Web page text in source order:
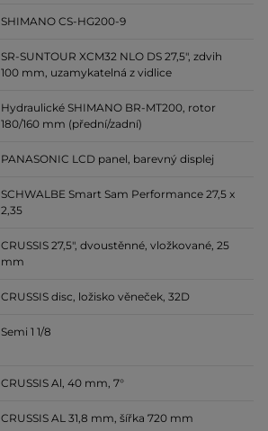
SHIMANO CS-HG200-9
SR-SUNTOUR XCM32 NLO DS 27,5", zdvih
100 mm, uzamykatelná z vidlice
Hydraulické SHIMANO BR-MT200, rotor
180/160 mm (přední/zadní)
PANASONIC LCD panel, barevný displej
SCHWALBE Smart Sam Performance 27,5 x
2,35
CRUSSIS 27,5", dvoustěnné, vložkované, 25
mm
CRUSSIS disc, ložisko věneček, 32D
Semi 1 1/8
CRUSSIS Al, 40 mm, 7°
CRUSSIS AL 31,8 mm, šířka 720 mm